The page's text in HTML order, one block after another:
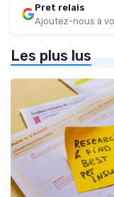
Pret relais
Ajoutez-nous à
Les plus lus